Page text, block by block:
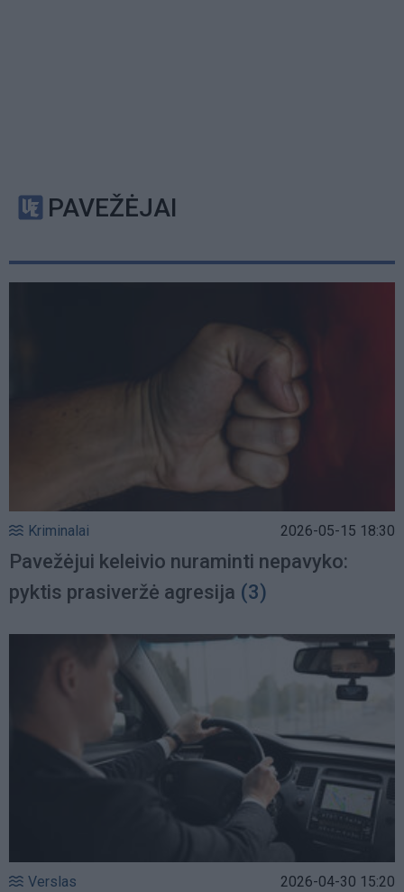
PAVEŽĖJAI
Kriminalai 2026-05-15 18:30
Pavežėjui keleivio nuraminti nepavyko:
pyktis prasiveržė agresija (3)
Verslas 2026-04-30 15:20